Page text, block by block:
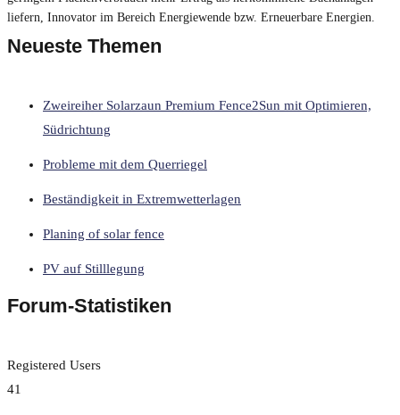
liefern, Innovator im Bereich Energiewende bzw. Erneuerbare Energien.
Neueste Themen
Zweireiher Solarzaun Premium Fence2Sun mit Optimieren,
Südrichtung
Probleme mit dem Querriegel
Beständigkeit in Extremwetterlagen
Planing of solar fence
PV auf Stilllegung
Forum-Statistiken
Registered Users
41